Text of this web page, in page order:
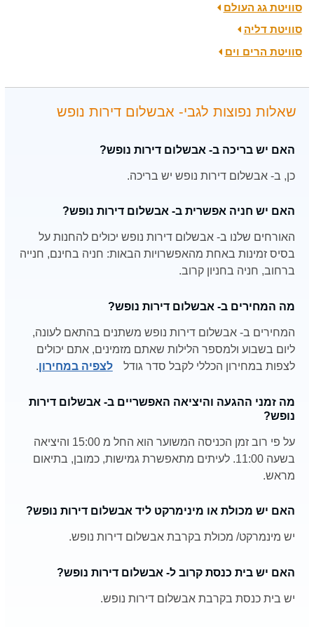
סוויטת גג העולם
סוויטת דליה
סוויטת הרים וים
שאלות נפוצות לגבי- אבשלום דירות נופש
האם יש בריכה ב- אבשלום דירות נופש?
כן, ב- אבשלום דירות נופש יש בריכה.
האם יש חניה אפשרית ב- אבשלום דירות נופש?
האורחים שלנו ב- אבשלום דירות נופש יכולים להחנות על
בסיס זמינות באחת מהאפשרויות הבאות: חניה בחינם, חנייה
ברחוב, חניה בחניון קרוב.
מה המחירים ב- אבשלום דירות נופש?
המחירים ב- אבשלום דירות נופש משתנים בהתאם לעונה,
ליום בשבוע ולמספר הלילות שאתם מזמינים, אתם יכולים
לצפות במחירון הכללי לקבל סדר גודל
לצפיה במחירון.
מה זמני ההגעה והיציאה האפשריים ב- אבשלום דירות
נופש?
על פי רוב זמן הכניסה המשוער הוא החל מ 15:00 והיציאה
בשעה 11:00. לעיתים מתאפשרת גמישות, כמובן, בתיאום
מראש.
האם יש מכולת או מינימרקט ליד אבשלום דירות נופש?
יש מינמרקט/ מכולת בקרבת אבשלום דירות נופש.
האם יש בית כנסת קרוב ל- אבשלום דירות נופש?
יש בית כנסת בקרבת אבשלום דירות נופש.